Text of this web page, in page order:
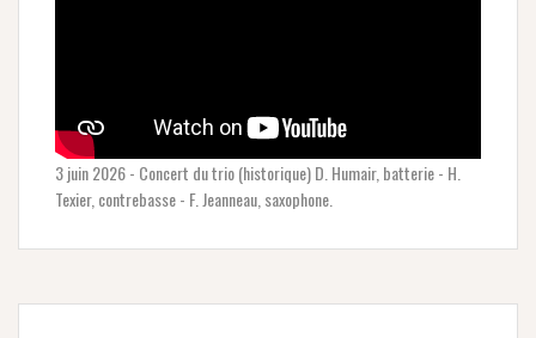
3 juin 2026 - Concert du trio (historique) D. Humair, batterie - H.
Texier, contrebasse - F. Jeanneau, saxophone.